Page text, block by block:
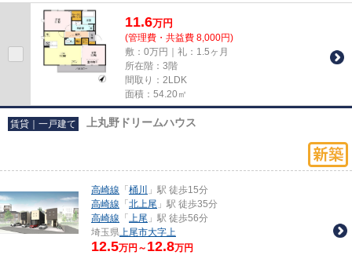
れるように、敷地内にゴミ置...
11.6万円
(管理費・共益費 8,000円)
敷：0万円｜礼：1.5ヶ月
所在階：3階
間取り：2LDK
面積：54.20㎡
賃貸｜一戸建て 上丸野ドリームハウス
高崎線 「 桶川
」駅 徒歩15分
高崎線 「 北上尾 」駅 徒歩35分
高崎線 「 上尾 」駅 徒歩56分
埼玉県上尾市大字上
12.5万円～ 12.8万円